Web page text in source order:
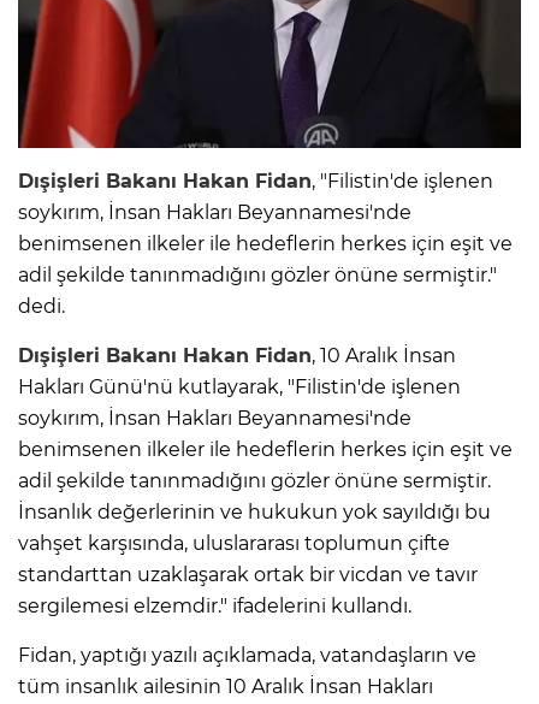
Dışişleri Bakanı Hakan Fidan, "Filistin'de işlenen
soykırım, İnsan Hakları Beyannamesi'nde
benimsenen ilkeler ile hedeflerin herkes için eşit ve
adil şekilde tanınmadığını gözler önüne sermiştir."
dedi.
Dışişleri Bakanı Hakan Fidan, 10 Aralık İnsan
Hakları Günü'nü kutlayarak, "Filistin'de işlenen
soykırım, İnsan Hakları Beyannamesi'nde
benimsenen ilkeler ile hedeflerin herkes için eşit ve
adil şekilde tanınmadığını gözler önüne sermiştir.
İnsanlık değerlerinin ve hukukun yok sayıldığı bu
vahşet karşısında, uluslararası toplumun çifte
standarttan uzaklaşarak ortak bir vicdan ve tavır
sergilemesi elzemdir." ifadelerini kullandı.
Fidan, yaptığı yazılı açıklamada, vatandaşların ve
tüm insanlık ailesinin 10 Aralık İnsan Hakları